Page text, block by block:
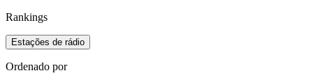
Rankings
Estações de rádio
Ordenado por